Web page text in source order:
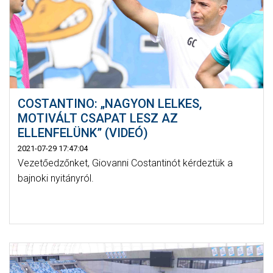
COSTANTINO: „NAGYON LELKES,
MOTIVÁLT CSAPAT LESZ AZ
ELLENFELÜNK” (VIDEÓ)
2021-07-29 17:47:04
Vezetőedzőnket, Giovanni Costantinót kérdeztük a
bajnoki nyitányról.